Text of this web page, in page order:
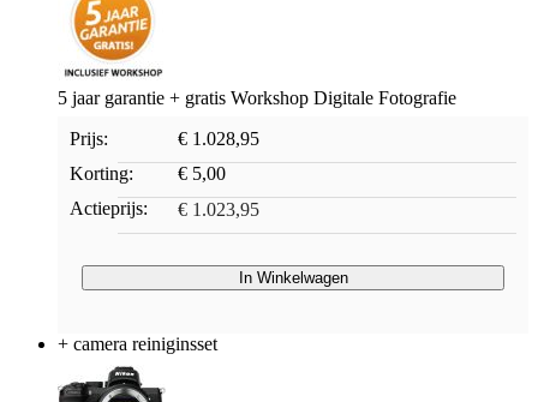
5 jaar garantie + gratis Workshop Digitale Fotografie
Prijs:
€ 1.028,95
Korting:
€ 5,00
Actieprijs:
€ 1.023,95
In Winkelwagen
+ camera reiniginsset